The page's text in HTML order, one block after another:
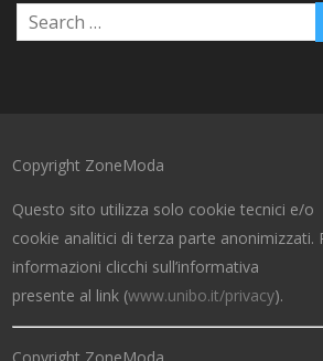
Copyright ZoneModa
Questo sito utilizza solo cookie tecnici e/o
cookie analitici di terza parte anonimizzati.
informazioni clicchi sull’informativa
presente al link (www.unibo.it/privacy).